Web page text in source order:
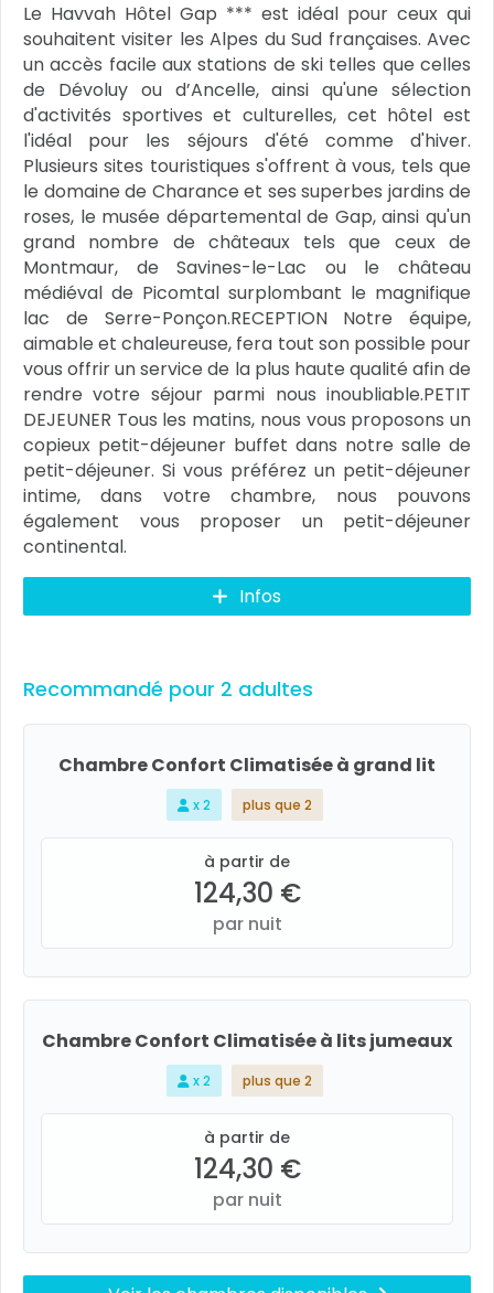
Le Havvah Hôtel Gap *** est idéal pour ceux qui
souhaitent visiter les Alpes du Sud françaises. Avec
un accès facile aux stations de ski telles que celles
de Dévoluy ou d’Ancelle, ainsi qu'une sélection
d'activités sportives et culturelles, cet hôtel est
l'idéal pour les séjours d'été comme d'hiver.
Plusieurs sites touristiques s'offrent à vous, tels que
le domaine de Charance et ses superbes jardins de
roses, le musée départemental de Gap, ainsi qu'un
grand nombre de châteaux tels que ceux de
Montmaur, de Savines-le-Lac ou le château
médiéval de Picomtal surplombant le magnifique
lac de Serre-Ponçon. ​RECEPTION Notre équipe,
aimable et chaleureuse, fera tout son possible pour
vous offrir un service de la plus haute qualité afin de
rendre votre séjour parmi nous inoubliable. ​PETIT
DEJEUNER Tous les matins, nous vous proposons un
copieux petit-déjeuner buffet dans notre salle de
petit-déjeuner. Si vous préférez un petit-déjeuner
intime, dans votre chambre, nous pouvons
également vous proposer un petit-déjeuner
continental.
Infos
Recommandé pour 2 adultes
Chambre Confort Climatisée à grand lit
x 2 plus que 2
à partir de
124,30 €
par nuit
Chambre Confort Climatisée à lits jumeaux
x 2 plus que 2
à partir de
124,30 €
par nuit